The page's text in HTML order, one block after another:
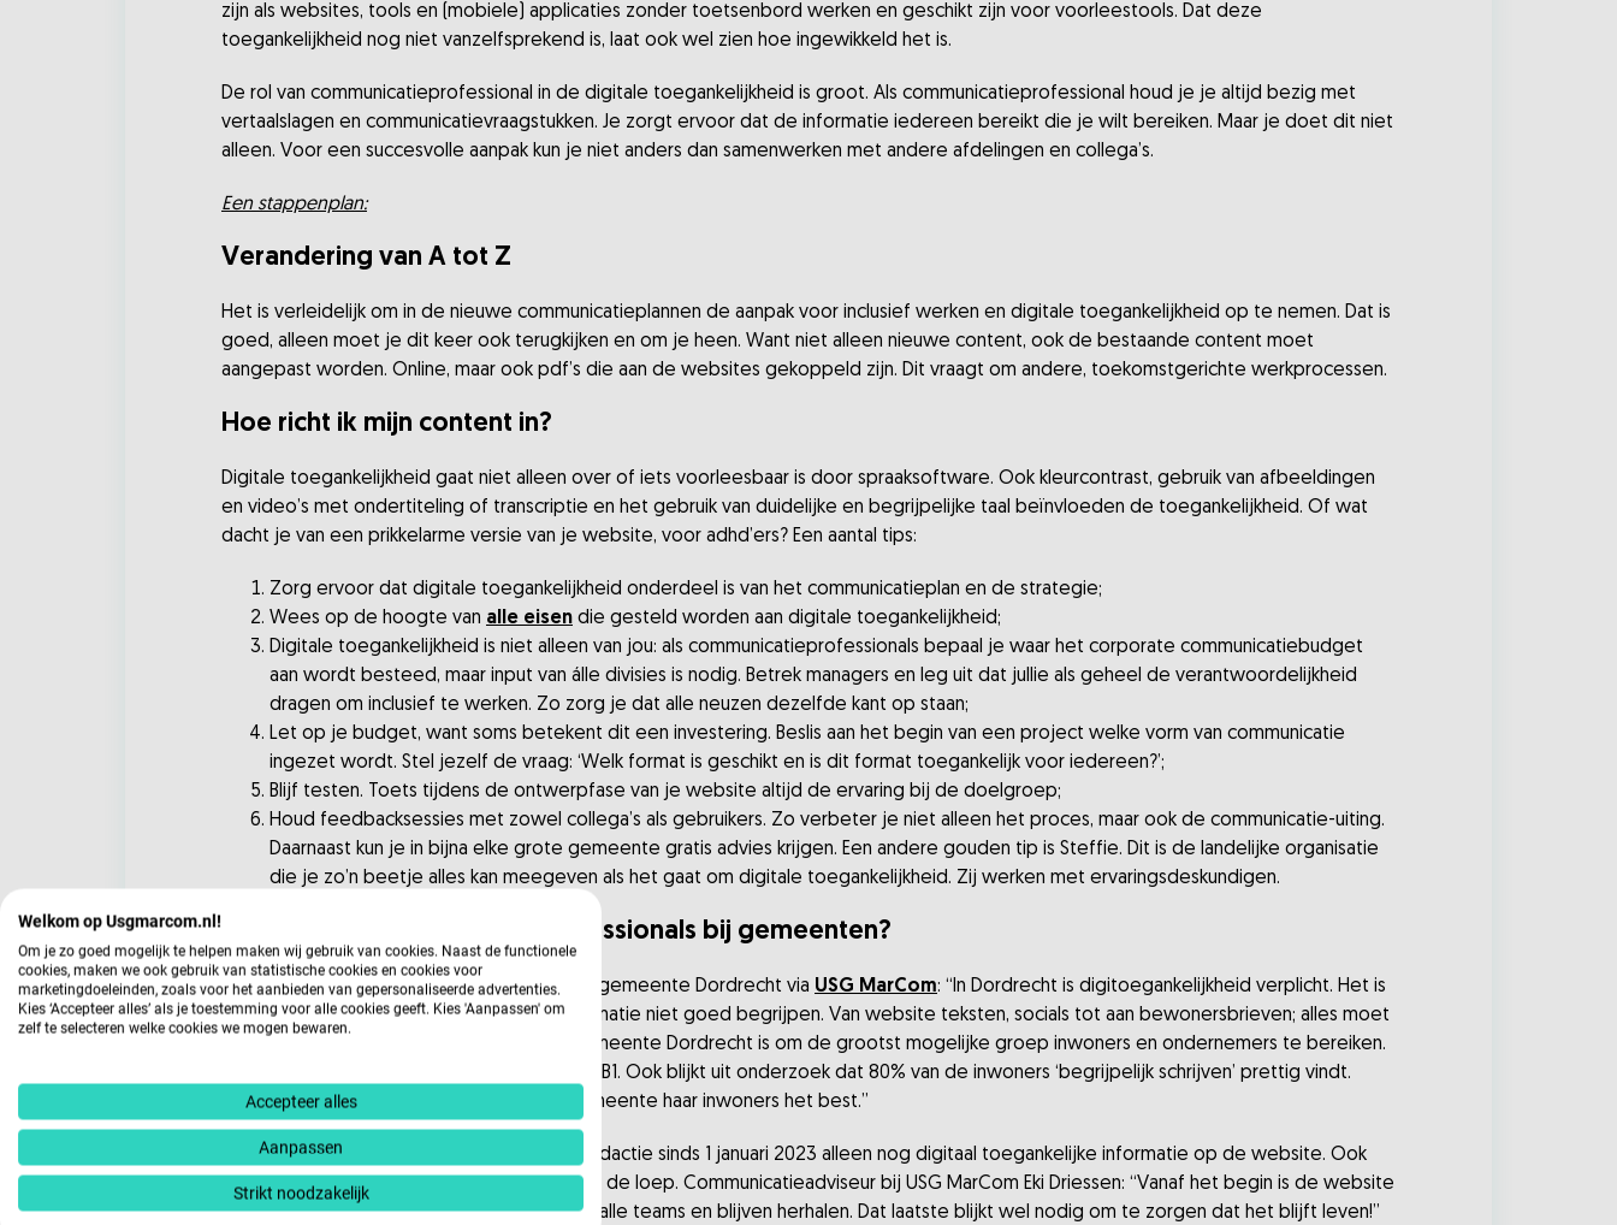
zijn als websites, tools en (mobiele) applicaties zonder toetsenbord werken en geschikt zijn voor voorleestools. Dat deze
toegankelijkheid nog niet vanzelfsprekend is, laat ook wel zien hoe ingewikkeld het is.
De rol van communicatieprofessional in de digitale toegankelijkheid is groot. Als communicatieprofessional houd je je altijd bezig met
vertaalslagen en communicatievraagstukken. Je zorgt ervoor dat de informatie iedereen bereikt die je wilt bereiken. Maar je doet dit niet
alleen. Voor een succesvolle aanpak kun je niet anders dan samenwerken met andere afdelingen en collega’s.
Een stappenplan:
Verandering van A tot Z
Het is verleidelijk om in de nieuwe communicatieplannen de aanpak voor inclusief werken en digitale toegankelijkheid op te nemen. Dat is
goed, alleen moet je dit keer ook terugkijken en om je heen. Want niet alleen nieuwe content, ook de bestaande content moet
aangepast worden. Online, maar ook pdf’s die aan de websites gekoppeld zijn. Dit vraagt om andere, toekomstgerichte werkprocessen.
Hoe richt ik mijn content in?
Digitale toegankelijkheid gaat niet alleen over of iets voorleesbaar is door spraaksoftware. Ook kleurcontrast, gebruik van afbeeldingen
en video’s met ondertiteling of transcriptie en het gebruik van duidelijke en begrijpelijke taal beïnvloeden de toegankelijkheid. Of wat
dacht je van een prikkelarme versie van je website, voor adhd’ers? Een aantal tips:
Zorg ervoor dat digitale toegankelijkheid onderdeel is van het communicatieplan en de strategie;
Wees op de hoogte van alle eisen die gesteld worden aan digitale toegankelijkheid;
Digitale toegankelijkheid is niet alleen van jou: als communicatieprofessionals bepaal je waar het corporate communicatiebudget
aan wordt besteed, maar input van álle divisies is nodig. Betrek managers en leg uit dat jullie als geheel de verantwoordelijkheid
dragen om inclusief te werken. Zo zorg je dat alle neuzen dezelfde kant op staan;
Let op je budget, want soms betekent dit een investering. Beslis aan het begin van een project welke vorm van communicatie
ingezet wordt. Stel jezelf de vraag: ‘Welk format is geschikt en is dit format toegankelijk voor iedereen?’;
Blijf testen. Toets tijdens de ontwerpfase van je website altijd de ervaring bij de doelgroep;
Houd feedbacksessies met zowel collega’s als gebruikers. Zo verbeter je niet alleen het proces, maar ook de communicatie-uiting.
Daarnaast kun je in bijna elke grote gemeente gratis advies krijgen. Een andere gouden tip is Steffie. Dit is de landelijke organisatie
die je zo’n beetje alles kan meegeven als het gaat om digitale toegankelijkheid. Zij werken met ervaringsdeskundigen.
Wat vinden communicatieprofessionals bij gemeenten?
Donya van Heezik, communicatieadviseur bij gemeente Dordrecht via USG MarCom: “In Dordrecht is digitoegankelijkheid verplicht. Het is
onacceptabel wanneer inwoners onze informatie niet goed begrijpen. Van website teksten, socials tot aan bewonersbrieven; alles moet
volledig leesbaar zijn. De ambitie van de gemeente Dordrecht is om de grootst mogelijke groep inwoners en ondernemers te bereiken.
95% van de Dordtenaren begrijpt taalniveau B1. Ook blijkt uit onderzoek dat 80% van de inwoners ‘begrijpelijk schrijven’ prettig vindt.
Door begrijpelijk te schrijven bereikt de gemeente haar inwoners het best.”
Bij gemeente Doetinchem plaatst de webredactie sinds 1 januari 2023 alleen nog digitaal toegankelijke informatie op de website. Ook
nemen ze het dienstverleningsproces onder de loep. Communicatieadviseur bij USG MarCom Eki Driessen: “Vanaf het begin is de website
al digitaal toegankelijk. We geven uitleg aan alle teams en blijven herhalen. Dat laatste blijkt wel nodig om te zorgen dat het blijft leven!”
Welkom op Usgmarcom.nl!
Om je zo goed mogelijk te helpen maken wij gebruik van cookies. Naast de functionele
cookies, maken we ook gebruik van statistische cookies en cookies voor
marketingdoeleinden, zoals voor het aanbieden van gepersonaliseerde advertenties.
Kies ‘Accepteer alles’ als je toestemming voor alle cookies geeft. Kies 'Aanpassen' om
zelf te selecteren welke cookies we mogen bewaren.
Accepteer alles
Aanpassen
Strikt noodzakelijk